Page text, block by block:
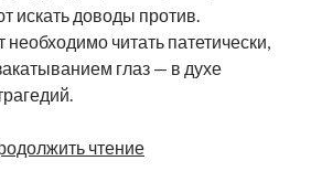
искать доводы против.
читать патетически,
глаз — в духе
чтениеС